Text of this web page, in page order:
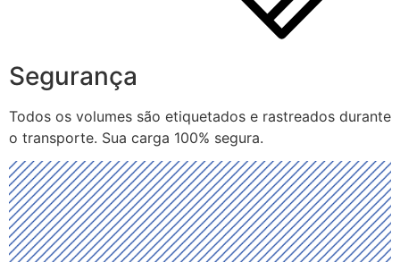
Segurança
Todos os volumes são etiquetados e rastreados durante
o transporte. Sua carga 100% segura.